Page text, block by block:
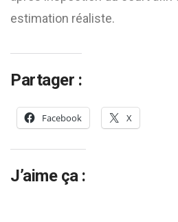
estimation réaliste.
Partager :
Facebook X
J’aime ça :